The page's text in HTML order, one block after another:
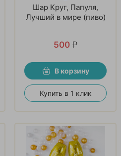
Шар Круг, Папуля,
Лучший в мире (пиво)
500 ₽
В корзину
Купить в 1 клик